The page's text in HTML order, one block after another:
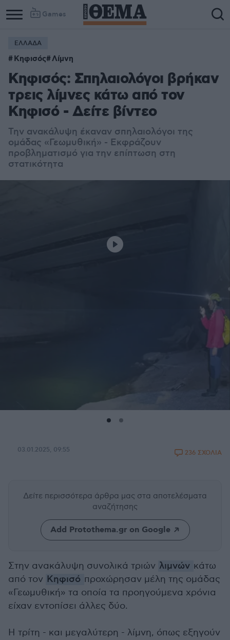
Games
ΕΛΛΑΔΑ
Κηφισός Λίμνη
Κηφισός: Σπηλαιολόγοι βρήκαν
τρεις λίμνες κάτω από τον
Κηφισό - Δείτε βίντεο
Την ανακάλυψη έκαναν σπηλαιολόγοι της
ομάδας «Γεωμυθική» - Εκφράζουν
προβληματισμό για την επίπτωση στη
στατικότητα
03.01.2025, 09:55 236 ΣΧΟΛΙΑ
Δείτε περισσότερα άρθρα μας στα αποτελέσματα
αναζήτησης
Add Protothema.gr on Google
Στην ανακάλυψη συνολικά τριών λιμνών κάτω
από τον Κηφισό προχώρησαν μέλη της ομάδας
«Γεωμυθική» τα οποία τα προηγούμενα χρόνια
είχαν εντοπίσει άλλες δύο.
Η τρίτη - και μεγαλύτερη - λίμνη, όπως εξηγούν